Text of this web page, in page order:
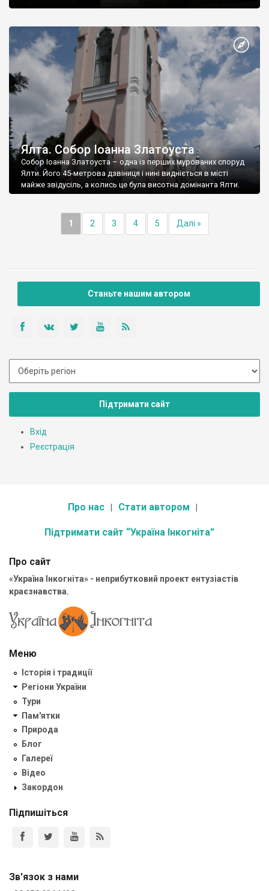
Ялта. Собор Іоанна Златоуста
Собор Іоанна Златоуста – одна із перших мурованих споруд
Ялти. Його 45-метрова дзвіниця і нині видніється в місті
майже звідусіль, а колись це була висотна домінанта Ялти.
1 2 3 4 5 Далі »
Станьте нашим автором
Підтримати сайт
Вхід
Реєстрація
Про нас Стати автором
Підтримати сайт “Україна Інкогніта”
Про сайт
«Україна Інкогніта» - неприбутковий проект ентузіастів
краєзнавства.
Меню
Історія і традиції
Регіони України
Тури
Пам'ятки
Природа
Блог
Галереї
Відео
Закордон
Підпишіться
Зв'язок з нами